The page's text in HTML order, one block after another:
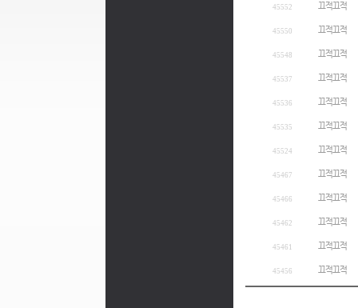
45552 끄적끄적
45550 끄적끄적
45548 끄적끄적
45537 끄적끄적
45536 끄적끄적
45535 끄적끄적
45524 끄적끄적
45467 끄적끄적
45466 끄적끄적
45462 끄적끄적
45461 끄적끄적
45456 끄적끄적